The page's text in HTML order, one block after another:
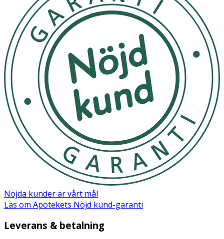
Nöjda kunder är vårt mål
Läs om Apotekets Nöjd kund-garanti
Leverans & betalning